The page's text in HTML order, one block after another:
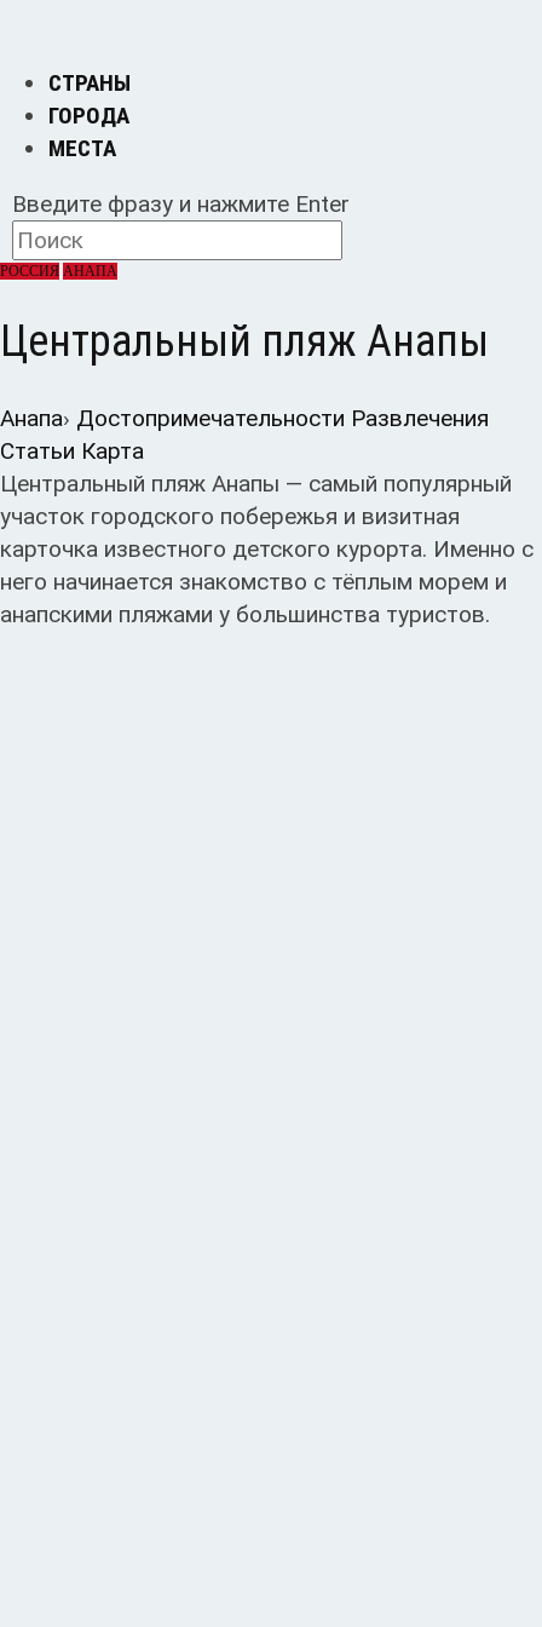
СТРАНЫ
ГОРОДА
МЕСТА
Введите фразу и нажмите Enter
РОССИЯ АНАПА
Центральный пляж Анапы
Анапа› Достопримечательности Развлечения
Статьи Карта
Центральный пляж Анапы — самый популярный
участок городского побережья и визитная
карточка известного детского курорта. Именно с
него начинается знакомство с тёплым морем и
анапскими пляжами у большинства туристов.